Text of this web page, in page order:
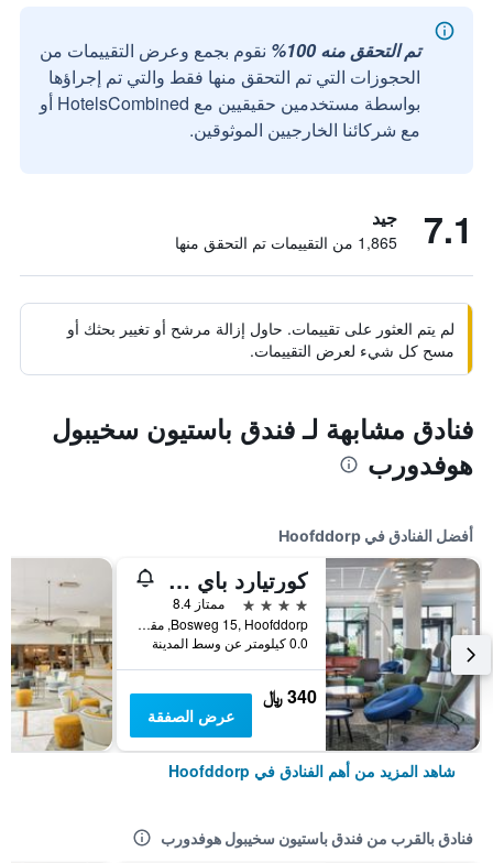
تم التحقق منه 100%
نقوم بجمع وعرض التقييمات من
الحجوزات التي تم التحقق منها فقط والتي تم إجراؤها
بواسطة مستخدمين حقيقيين مع HotelsCombined أو
مع شركائنا الخارجيين الموثوقين.
7.1 جيد
1,865 من التقييمات تم التحقق منها
لم يتم العثور على تقييمات. حاول إزالة مرشح أو تغيير بحثك أو
مسح كل شيء لعرض التقييمات.
فنادق مشابهة لـ فندق باستيون سخيبول
هوفدورب
أفضل الفنادق في Hoofddorp
كورتيارد باي ماريوت أمستردام إيربورت
4 نجوم
ممتاز 8.4
Bosweg 15, Hoofddorp, مقاطعة شمال هولندا, هولندا
0.0 كيلومتر عن وسط المدينة
340 ﷼
عرض الصفقة
شاهد المزيد من أهم الفنادق في Hoofddorp
فنادق بالقرب من فندق باستيون سخيبول هوفدورب